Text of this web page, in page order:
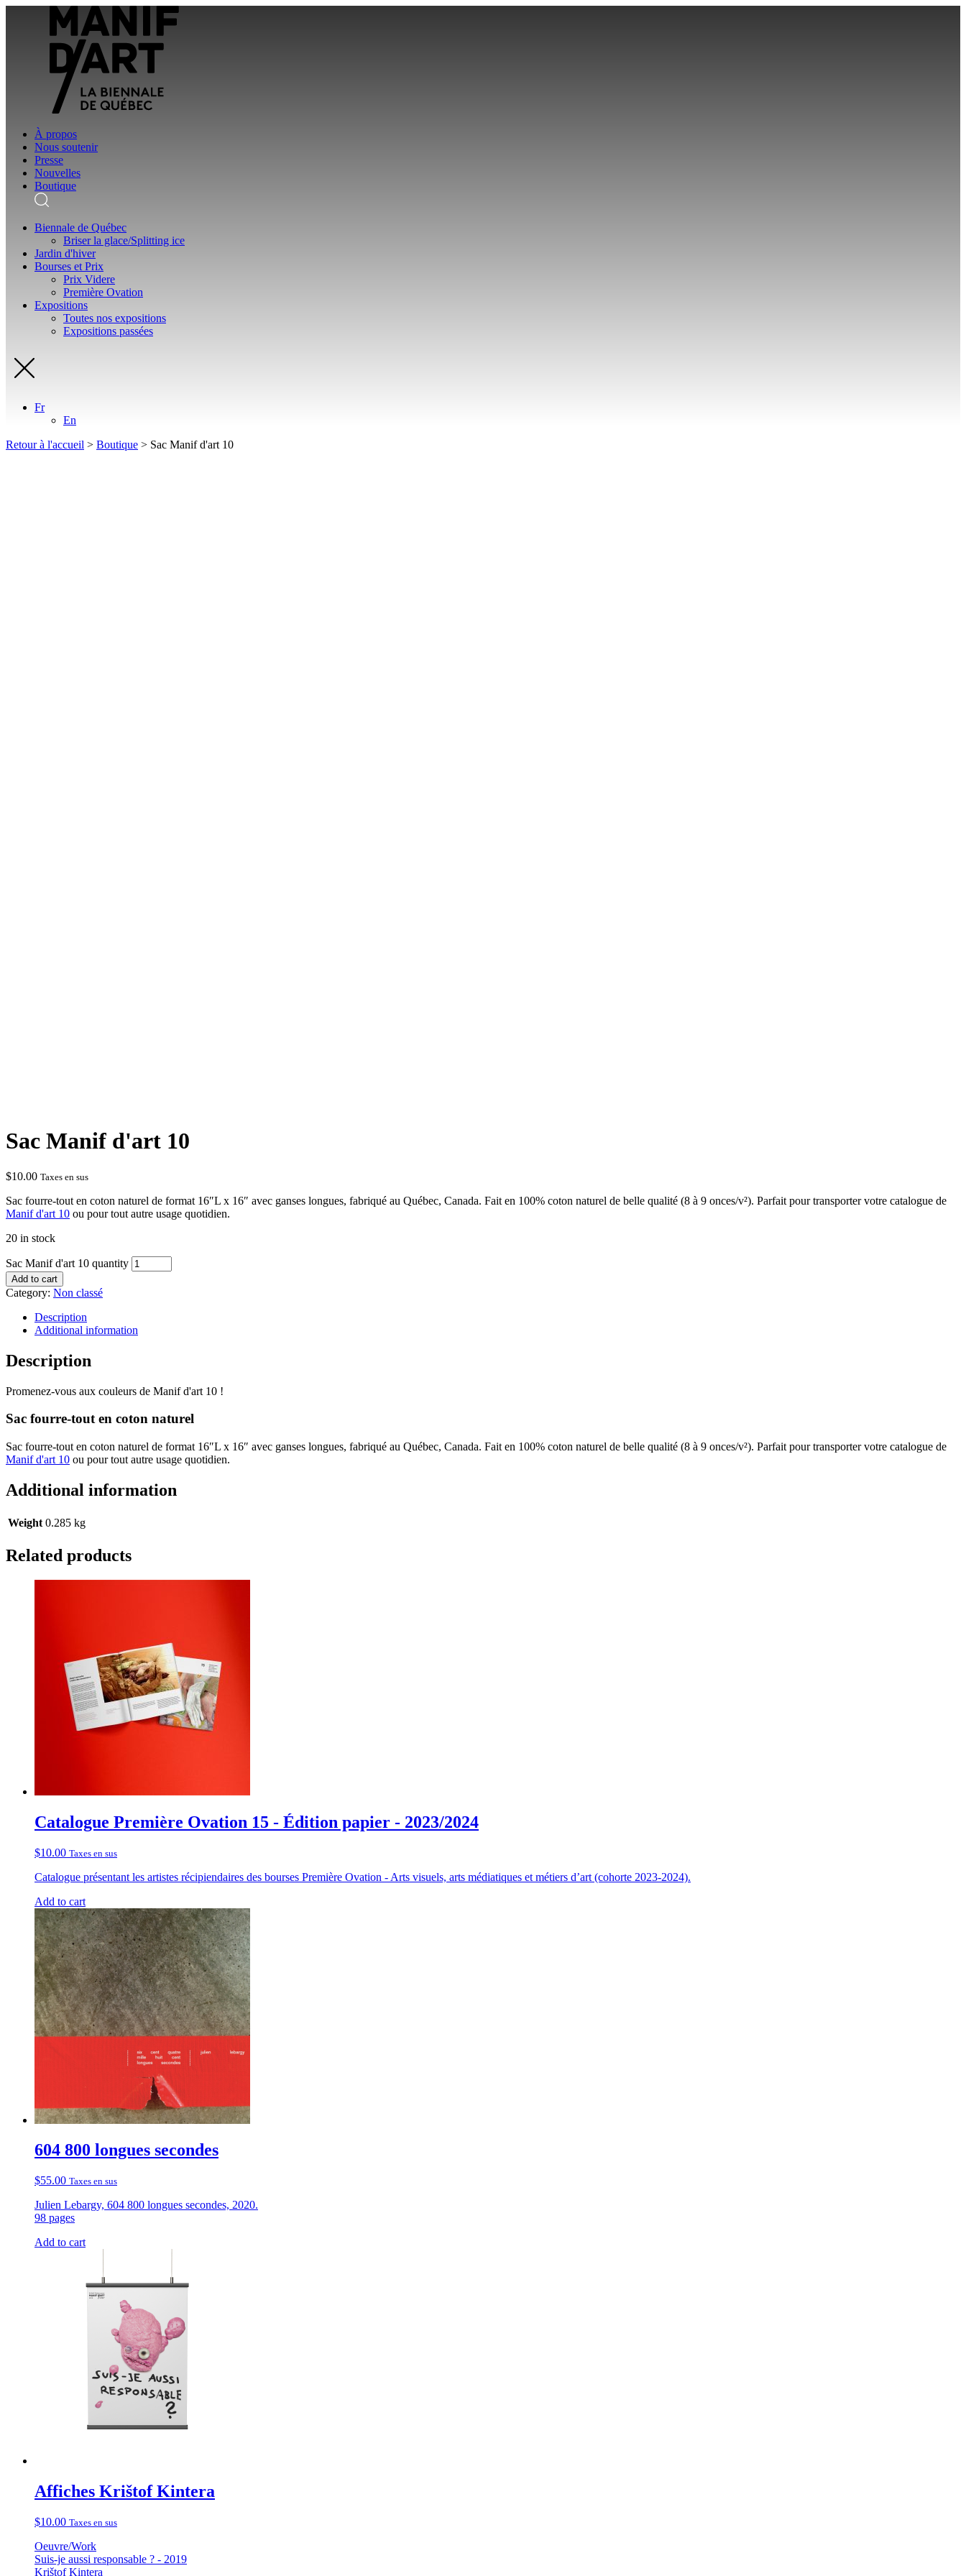
À propos
Nous soutenir
Presse
Nouvelles
Boutique
Biennale de Québec
Briser la glace/Splitting ice
Jardin d'hiver
Bourses et Prix
Prix Videre
Première Ovation
Expositions
Toutes nos expositions
Expositions passées
Fr
En
Retour à l'accueil > Boutique > Sac Manif d'art 10
Sac Manif d'art 10
$10.00 Taxes en sus
Sac fourre-tout en coton naturel de format 16″L x 16″ avec ganses longues, fabriqué au Québec, Canada. Fait en 100% coton naturel de belle qualité (8 à 9 onces/v²). Parfait pour transporter votre catalogue de
Manif d'art 10 ou pour tout autre usage quotidien.
20 in stock
Sac Manif d'art 10 quantity
Add to cart
Category: Non classé
Description
Additional information
Description
Promenez-vous aux couleurs de Manif d'art 10 !
Sac fourre-tout en coton naturel
Sac fourre-tout en coton naturel de format 16″L x 16″ avec ganses longues, fabriqué au Québec, Canada. Fait en 100% coton naturel de belle qualité (8 à 9 onces/v²). Parfait pour transporter votre catalogue de
Manif d'art 10 ou pour tout autre usage quotidien.
Additional information
Weight 0.285 kg
Related products
Catalogue Première Ovation 15 - Édition papier - 2023/2024
$10.00 Taxes en sus
Catalogue présentant les artistes récipiendaires des bourses Première Ovation - Arts visuels, arts médiatiques et métiers d’art (cohorte 2023-2024).
Add to cart
604 800 longues secondes
$55.00 Taxes en sus
Julien Lebargy, 604 800 longues secondes, 2020.
98 pages
Add to cart
Affiches Krištof Kintera
$10.00 Taxes en sus
Oeuvre/Work
Suis-je aussi responsable ? - 2019
Krištof Kintera